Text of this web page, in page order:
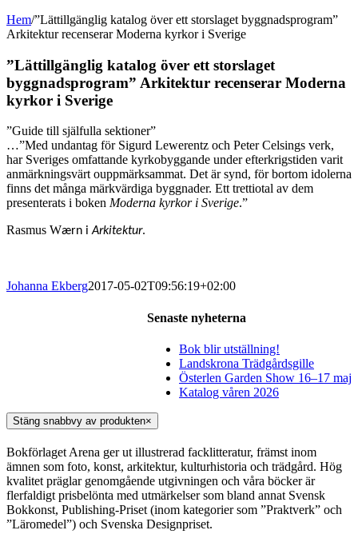
Hem/”Lättillgänglig katalog över ett storslaget byggnadsprogram”
Arkitektur recenserar Moderna kyrkor i Sverige
”Lättillgänglig katalog över ett storslaget
byggnadsprogram” Arkitektur recenserar Moderna
kyrkor i Sverige
”Guide till själfulla sektioner”
…”Med undantag för Sigurd Lewerentz och Peter Celsings verk,
har Sveriges omfattande kyrkobyggande under efterkrigstiden varit
anmärkningsvärt ouppmärksammat. Det är synd, för bortom idolerna
finns det många märkvärdiga byggnader. Ett trettiotal av dem
presenterats i boken Moderna kyrkor i Sverige.”
Rasmus Wærn iArkitektur.
Johanna Ekberg2017-05-02T09:56:19+02:00
Senaste nyheterna
Bok blir utställning!
Landskrona Trädgårdsgille
Österlen Garden Show 16–17 maj
Katalog våren 2026
Stäng snabbvy av produkten×
Bokförlaget Arena ger ut illustrerad facklitteratur, främst inom
ämnen som foto, konst, arkitektur, kulturhistoria och trädgård. Hög
kvalitet präglar genomgående utgivningen och våra böcker är
flerfaldigt prisbelönta med utmärkelser som bland annat Svensk
Bokkonst, Publishing-Priset (inom kategorier som ”Praktverk” och
”Läromedel”) och Svenska Designpriset.